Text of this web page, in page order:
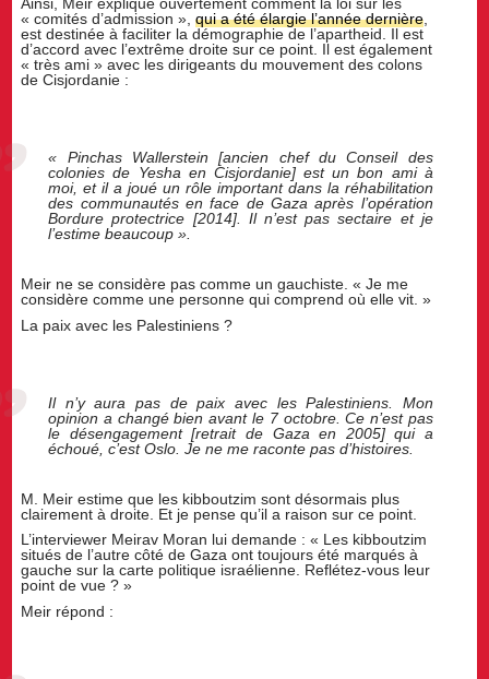
« comités d’admission »,qui a été élargie l’année dernière
est destinée à faciliter la démographie de l’apartheid. Il est
d’accord avec l’extrême droite sur ce point. Il est également
« très ami » avec les dirigeants du mouvement des colons
de Cisjordanie :
« Pinchas Wallerstein [ancien chef du Conseil des
colonies de Yesha en Cisjordanie] est un bon ami à
moi, et il a joué un rôle important dans la réhabilitation
des communautés en face de Gaza après l’opération
Bordure protectrice [2014]. Il n’est pas sectaire et je
l’estime beaucoup ».
Meir ne se considère pas comme un gauchiste. « Je me
considère comme une personne qui comprend où elle vit. »
La paix avec les Palestiniens ?
Il n’y aura pas de paix avec les Palestiniens. Mon
opinion a changé bien avant le 7 octobre. Ce n’est pas
le désengagement [retrait de Gaza en 2005] qui a
échoué, c’est Oslo. Je ne me raconte pas d’histoires.
M. Meir estime que les kibboutzim sont désormais plus
clairement à droite. Et je pense qu’il a raison sur ce point.
L’interviewer Meirav Moran lui demande : « Les kibboutzim
situés de l’autre côté de Gaza ont toujours été marqués à
gauche sur la carte politique israélienne. Reflétez-vous leur
point de vue ? »
Meir répond :